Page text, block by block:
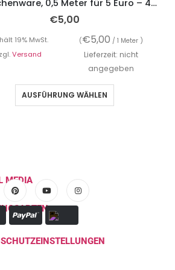
Bündchenware, 0,5 Meter für 5 Euro – 45 Farben
€5,00
19% MwSt. (€5,00 / 1 Meter )
Versand
Lieferzeit: nicht
angegeben
AUSFÜHRUNG WÄHLEN
MEDIA